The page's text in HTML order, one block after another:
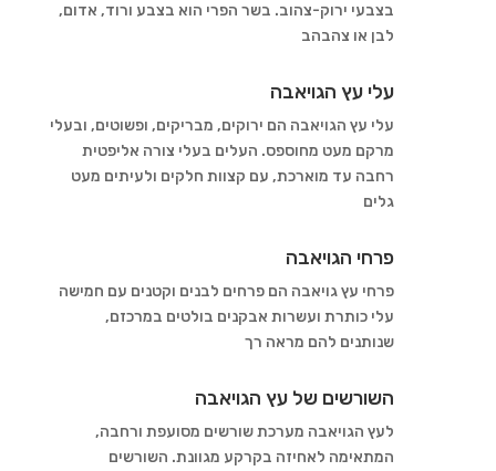
בצבעי ירוק-צהוב. בשר הפרי הוא בצבע ורוד, אדום,
לבן או צהבהב
עלי עץ הגויאבה
עלי עץ הגויאבה הם ירוקים, מבריקים, ופשוטים, ובעלי
מרקם מעט מחוספס. העלים בעלי צורה אליפטית
רחבה עד מוארכת, עם קצוות חלקים ולעיתים מעט
גלים
פרחי הגויאבה
פרחי עץ גויאבה הם פרחים לבנים וקטנים עם חמישה
עלי כותרת ועשרות אבקנים בולטים במרכזם,
שנותנים להם מראה רך
השורשים של עץ הגויאבה
לעץ הגויאבה מערכת שורשים מסועפת ורחבה,
המתאימה לאחיזה בקרקע מגוונת. השורשים